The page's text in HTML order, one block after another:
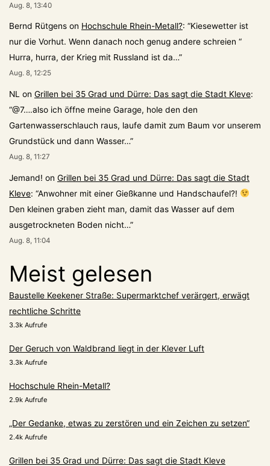
Aug. 8, 13:40
Bernd Rütgens on Hochschule Rhein-Metall?: “Kiesewetter ist
nur die Vorhut. Wenn danach noch genug andere schreien “
Hurra, hurra, der Krieg mit Russland ist da…”
Aug. 8, 12:25
NL on Grillen bei 35 Grad und Dürre: Das sagt die Stadt Kleve:
“@7….also ich öffne meine Garage, hole den den
Gartenwasserschlauch raus, laufe damit zum Baum vor unserem
Grundstück und dann Wasser…”
Aug. 8, 11:27
Jemand! on Grillen bei 35 Grad und Dürre: Das sagt die Stadt
Kleve: “Anwohner mit einer Gießkanne und Handschaufel?!
Den kleinen graben zieht man, damit das Wasser auf dem
ausgetrockneten Boden nicht…”
Aug. 8, 11:04
Meist gelesen
Baustelle Keekener Straße: Supermarktchef verärgert, erwägt
rechtliche Schritte
3.3k Aufrufe
Der Geruch von Waldbrand liegt in der Klever Luft
3.3k Aufrufe
Hochschule Rhein-Metall?
2.9k Aufrufe
„Der Gedanke, etwas zu zerstören und ein Zeichen zu setzen“
2.4k Aufrufe
Grillen bei 35 Grad und Dürre: Das sagt die Stadt Kleve